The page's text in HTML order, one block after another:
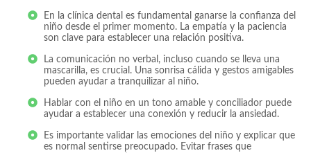
En la clínica dental es fundamental ganarse la confianza del
niño desde el primer momento. La empatía y la paciencia
son clave para establecer una relación positiva.
La comunicación no verbal, incluso cuando se lleva una
mascarilla, es crucial. Una sonrisa cálida y gestos amigables
pueden ayudar a tranquilizar al niño.
Hablar con el niño en un tono amable y conciliador puede
ayudar a establecer una conexión y reducir la ansiedad.
Es importante validar las emociones del niño y explicar que
es normal sentirse preocupado. Evitar frases que